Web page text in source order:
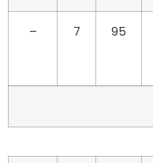
– 7 95